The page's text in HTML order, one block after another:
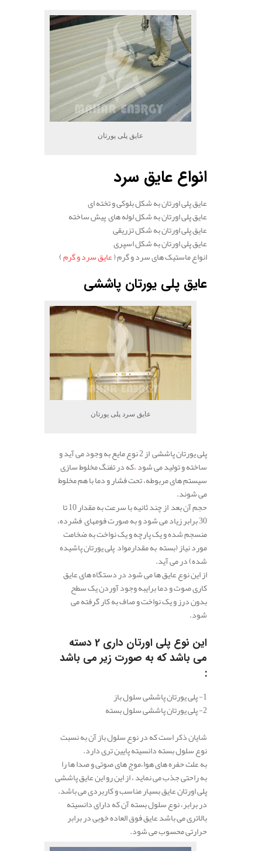
عایق پلی یورتان
انواع عایق سرد
عایق پلی اورتان به شکل بلوکی و تخته ای
عایق پلی اورتان به شکل لوله های پیش ساخته
عایق پلی اورتان به شکل تزریقی
عایق پلی اورتان به شکل اسپری
انواع ماستیک های سرد و گرم (عایق سرد و گرم)
عایق پلی یورتان پاششی
عایق سرد پلی یورتان
پلی یورتان پاششی از 2 نوع مایع به وجود می آید و
ساخته و تولید می شود،که در تفنگ مخلوط سازی
سیستم های مربوطه، تحت فشار و دما با هم مخلوط
می شوند.
حجم آن بعد از چند ثانیه با سرعت به مقدار 10 تا
30 برابر زیاد می شود و به صورت فومهای فشرده،
منسجم شده و یک پارچه و یک نواخت به ضخامت
مورد نیاز (بسته به مقدارمواد پلی یورتان پاشیده
شده) در می آید.
از این نوع عایق ها می شود در دستگاه های عایق
کاری صوت و دما برایبه وجود آوردن یک سطح
بدون درز و یک نواخت و صاف به کار گرفته می
شود.
این نوع پلی اورتان داری 2 دسته
می باشد که به صورت زیر می باشد
:
1- پلی یورتان پاششی سلول باز
2- پلی یورتان پاششی سلول بسته
شایان ذکر است که در نوع سلول باز آن به نسبت
نوع سلول بسته دانسیته پایین تری دارد.
به علت حفره های هوا،موج های صوتی و صدا ها را
به راحتی جذب می نماید ، از این رو این عایق پاششی
پلی اورتان عایق بسیار مناسب و کاربردی می باشد.
در برابر، نوع سلول بسته آن که دارای دانسیته
بالاتری می باشد عایق فوق العاده خوبی در برابر
حرارتی محسوب می شود.